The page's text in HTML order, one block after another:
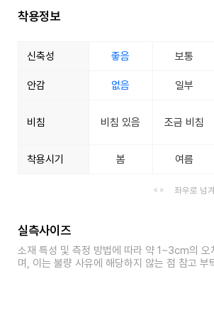
착용정보
신축성 좋음 보통
안감 없음 일부
비침 비침 있음 조금 비침
착용시기 봄 여름
좌우로 넘
실측사이즈
소재 특성 및 측정 방법에 따라 약 1~3cm의 오
며, 이는 불량 사유에 해당하지 않는 점 참고 부